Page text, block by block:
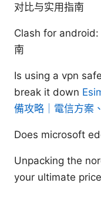
对比与实用指南
Clash for android:
南
Is using a vpn
break it down
備攻略｜電信方案
Does microsoft
Unpacking the
your ultimate